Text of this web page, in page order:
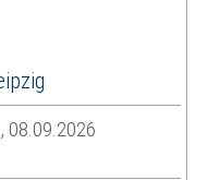
08.09.2026